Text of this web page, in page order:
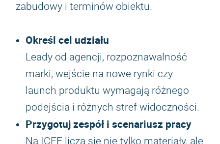
zabudowy i terminów obiektu.
Określ cel udziału
Leady od agencji, rozpoznawalność
marki, wejście na nowe rynki czy
launch produktu wymagają różnego
podejścia i różnych stref widoczności.
Przygotuj zespół i scenariusz pracy
Na ICEF liczą się nie tylko materiały, ale